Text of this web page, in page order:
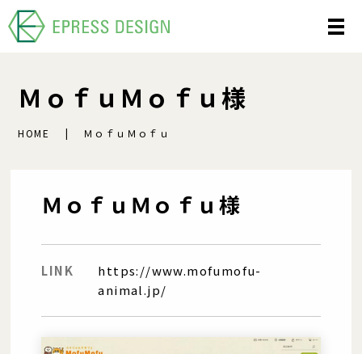
ＭｏｆｕＭｏｆｕ様
HOME ＭｏｆｕＭｏｆｕ
ＭｏｆｕＭｏｆｕ様
LINK
https://www.mofumofu-
animal.jp/